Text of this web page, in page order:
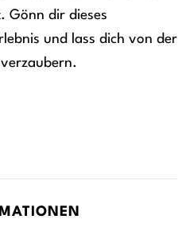
Gönn dir dieses
und lass dich von der